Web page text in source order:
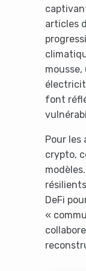
articles
font
Pour les
crypto,
DeFi
«
It